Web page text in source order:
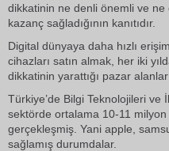
dikkatinin ne denli önemli ve
kazanç sağladığının kanıtıdır.
Digital dünyaya daha hızlı
cihazları satın almak, her iki
dikkatinin yarattığı pazar
Türkiye’de Bilgi Teknolojileri ve
sektörde ortalama 10-11 milyon
gerçekleşmiş. Yani apple,
sağlamış durumdalar.